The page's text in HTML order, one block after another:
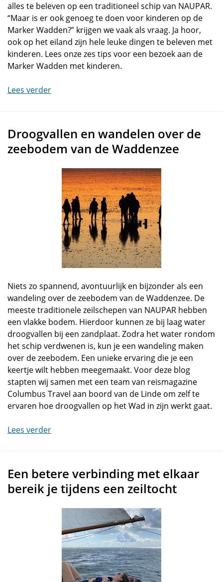
alles te beleven op een traditioneel schip van NAUPAR.
“Maar is er ook genoeg te doen voor kinderen op de
Marker Wadden?” krijgen we vaak als vraag. Ja hoor,
ook op het eiland zijn hele leuke dingen te beleven met
kinderen. Lees onze zes tips voor een bezoek aan de
Marker Wadden met kinderen.
Lees verder
Droogvallen en wandelen over de
zeebodem van de Waddenzee
Niets zo spannend, avontuurlijk en bijzonder als een
wandeling over de zeebodem van de Waddenzee. De
meeste traditionele zeilschepen van NAUPAR hebben
een vlakke bodem. Hierdoor kunnen ze bij laag water
droogvallen bij een zandplaat. Zodra het water rondom
het schip verdwenen is, kun je een wandeling maken
over de zeebodem. Een unieke ervaring die je een
keertje wilt hebben meegemaakt. Voor deze blog
stapten wij samen met een team van reismagazine
Columbus Travel aan boord van de Linde om zelf te
ervaren hoe droogvallen op het Wad in zijn werkt gaat.
Lees verder
Een betere verbinding met elkaar
bereik je tijdens een zeiltocht